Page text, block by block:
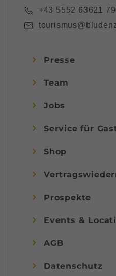
+43 5552 63621
Presse
Team
Jobs
Service für
Shop
Prospekte
Events &
AGB
Datenschutz